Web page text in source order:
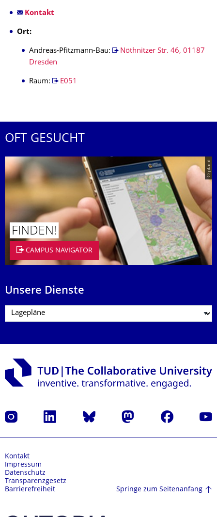
Kontakt
Ort:
Andreas-Pfitzmann-Bau:
Nöthnitzer Str. 46, 01187
Dresden
Raum: E051
OFT GESUCHT
© placit
FINDEN!
CAMPUS NAVIGATOR
Unsere Dienste
Instagram LinkedIn Bluesky Mastodon Facebook
Kontakt
Impressum
Datenschutz
Transparenzgesetz
Barrierefreiheit
Springe zum Seitenanfang